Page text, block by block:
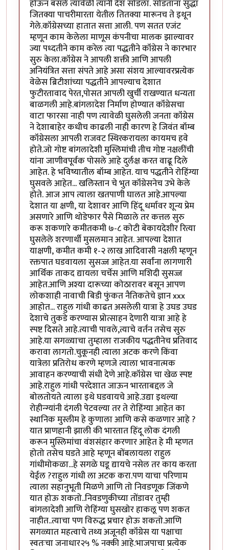
होऊन बसले त्यावेळी त्यांनी देश सोडला. सोडताना सुद्धा
जितक्या पाचरीमारता येतील तितक्या मारूनच ते इथून
गेले.कॉंग्रेसच्या हातात सत्ता आली. पण सतत एजंट
म्हणून काम केलेला माणूस कंपनीचा मालक झाल्यावर
ज्या पध्दतीने काम करेल त्या पद्धतीने कॉंग्रेस ने कारभार
सुरु केला.कॉंग्रेस ने आपली शक्ती आणि आपली
अनियंत्रित सत्ता संपते आहे असा संशय आल्यावरप्रत्येक
वेळेस ब्रिटीशांच्या पद्धतीने आपल्याच देशात
फुटीरतावाद पेरत,पोसत आपली खुर्ची राखण्यात धन्यता
बाळगली आहे.बांगलादेश निर्माण होण्यात कॉंग्रेसचा
वाटा फारसा नाही पण त्यावेळी घुसलेली जनता कॉंग्रेस
ने देशाबाहेर कधीच काढली नाही कारण हे जिवंत बॉम्ब
कॉंग्रेसला आपली राजवट स्थिरकरायला कायमच हवे
होते.जो गोष्ट बांगलादेशी मुस्लिमांची तीच गोष्ट नक्षलींची
यांना जाणीवपूर्वक पोसले आहे दुर्लक्ष करत वाढू दिले
आहेत. हे भविष्यातील बॉम्ब आहेत. याच पद्धतीने रोहिंग्या
घुसवले आहेत... खलिस्तान चे भुत कॉंग्रेसनेच उभे केले
होते. आज आप त्याला खतपाणी घालत आहे.आपल्या
देशात या क्षणी, या देशावर आणि हिंदू धर्मावर शून्य प्रेम
असणारे आणि थोडेफार पैसे मिळाले तर कत्तल सुरु
करू शकणारे कमीतकमी ७-८ कोटी बेकायदेशीर रित्या
घुसलेले शरणार्थी मुसलमान आहेत. आपल्या देशात
याक्षणी, कमीत कमी १-२ लाख आदिवासी नक्षली म्हणून
रक्तपात घडवायला सुसज्ज आहेत.या सर्वांना लागणारी
आर्थिक ताकद द्यायला चर्चेस आणि मशिदी सुसज्ज
आहेत.आणि अश्या दारूच्या कोठारावर बसून आपण
लोकशाही नावाची बिडी फुंकत नैतिकतेचे ज्ञान xxx
आहोत... राहुल गांधी काढत असलेली यात्रा हे उघड उघड
देशाचे तुकडे करण्यास प्रोत्साहन देणारी यात्रा आहे हे
स्पष्ट दिसते आहे.त्याची पावले,त्याचे वर्तन तसेच सुरु
आहे.या सगळ्याचा तुम्हाला राजकीय पद्धतीनेच प्रतिवाद
करावा लागतो.चुकूनही त्याला अटक करणे किंवा
यात्रेला प्रतिरोध करणे म्हणजे त्याला भावनात्मक
आवाहन करण्याची संधी देणे आहे.कॉंग्रेस चा खेळ स्पष्ट
आहे.राहुल गांधी परदेशात जाऊन भारताबद्दल जे
बोलतोयते त्याला इथे घडवायचे आहे.उद्या इथल्या
रोहीन्ग्यांनी दंगली पेटवल्या तर ते रोहिंग्या आहेत का
स्थानिक मुस्लीम हे कुणाला आणि कसे कळणार आहे ?
यात प्राणहानी झाली की भारतात हिंदू लोक दंगली
करून मुस्लिमांचा वंशसंहार करणार आहेत हे मी म्हणत
होतो तसेच घडते आहे म्हणून बोंबलायला राहुल
गांधीमोकळा...हे सगळे घडू द्यायचे नसेल तर काय करता
येईल ?राहुल गांधी ला अटक करा.पण याचा परिणाम
त्याला सहानुभूती मिळणे आणि तो निवडणूक जिंकणे
यात होऊ शकतो..निवडणुकीच्या तोंडावर तुम्ही
बांगलादेशी आणि रोहिंग्या घुसखोर हाकलू पण शकत
नाहीत..त्याचा पण विरुद्ध प्रचार होऊ शकतो.आणि
सगळ्यात महत्वाचे तथ्य अजूनही कॉंग्रेस या पक्षाचा
स्वतःचा जनाधार२५ % नक्की आहे.भाजपाचा प्रत्येक